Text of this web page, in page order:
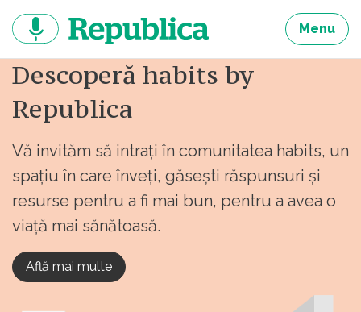
continut
Menu
Descoperă habits by
Republica
Vă invităm să intrați în comunitatea habits, un
spațiu în care înveți, găsești răspunsuri și
resurse pentru a fi mai bun, pentru a avea o
viață mai sănătoasă.
Află mai multe